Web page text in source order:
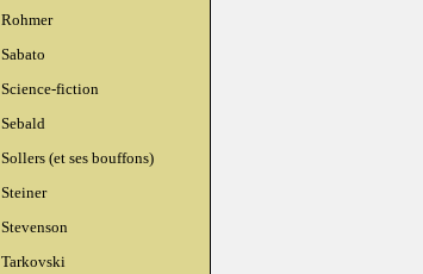
Rohmer
Sabato
Science-fiction
Sebald
Sollers (et ses bouffons)
Steiner
Stevenson
Tarkovski